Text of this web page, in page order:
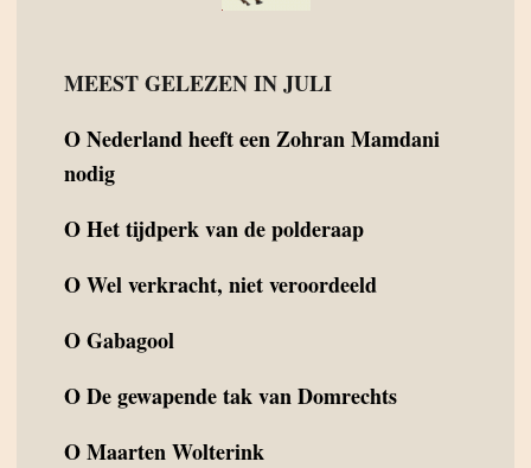
MEEST GELEZEN IN JULI
ONederland heeft een Zohran Mamdani
nodig
OHet tijdperk van de polderaap
OWel verkracht, niet veroordeeld
OGabagool
ODe gewapende tak van Domrechts
OMaarten Wolterink